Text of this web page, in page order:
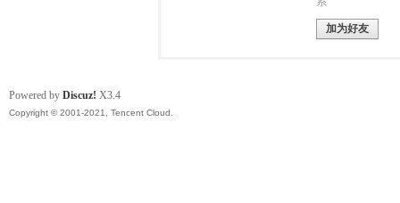
加为好友
Powered by Discuz! X3.4
Copyright © 2001-2021, Tencent Cloud.